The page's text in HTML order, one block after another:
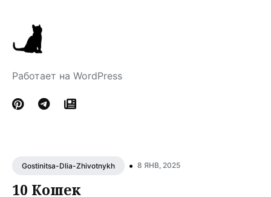
Работает на WordPress
Gostinitsa-Dlia-Zhivotnykh • 8 ЯНВ, 2025
10 Кошек